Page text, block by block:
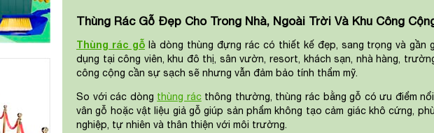
Thùng Rác Gỗ Đẹp Cho Trong Nhà, Ngoài Trời Và Khu Công
Thùng rác gỗlà dòng thùng đựng rác có thiết kế đẹp, sang trọng và gần
dụng tại công viên, khu đô thị, sân vườn, resort, khách sạn, nhà hàng,
công cộng cần sự sạch sẽ nhưng vẫn đảm bảo tính thẩm mỹ.
So với các dòng thùng rácthông thường, thùng rác bằng gỗ có ưu điểm
vân gỗ hoặc vật liệu giả gỗ giúp sản phẩm không tạo cảm giác khô cứng,
nghiệp, tự nhiên và thân thiện với môi trường.